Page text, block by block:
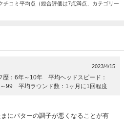
チコミ平均点（総合評価は7点満点、カテゴリー
2023/4/15
：6年～10年 平均ヘッドスピード：
99 平均ラウンド数：1ヶ月に1回程度
にパターの調子が悪くなることが有